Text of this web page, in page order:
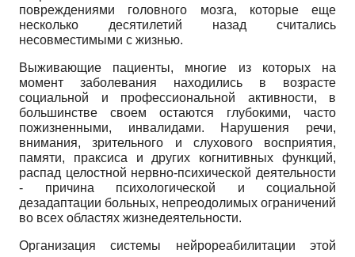
повреждениями головного мозга, которые еще
несколько десятилетий назад считались
несовместимыми с жизнью.
Выживающие пациенты, многие из которых на
момент заболевания находились в возрасте
социальной и профессиональной активности, в
большинстве своем остаются глубокими, часто
пожизненными, инвалидами. Нарушения речи,
внимания, зрительного и слухового восприятия,
памяти, праксиса и других когнитивных функций,
распад целостной нервно-психической деятельности
- причина психологической и социальной
дезадаптации больных, непреодолимых ограничений
во всех областях жизнедеятельности.
Организация системы нейрореабилитации этой